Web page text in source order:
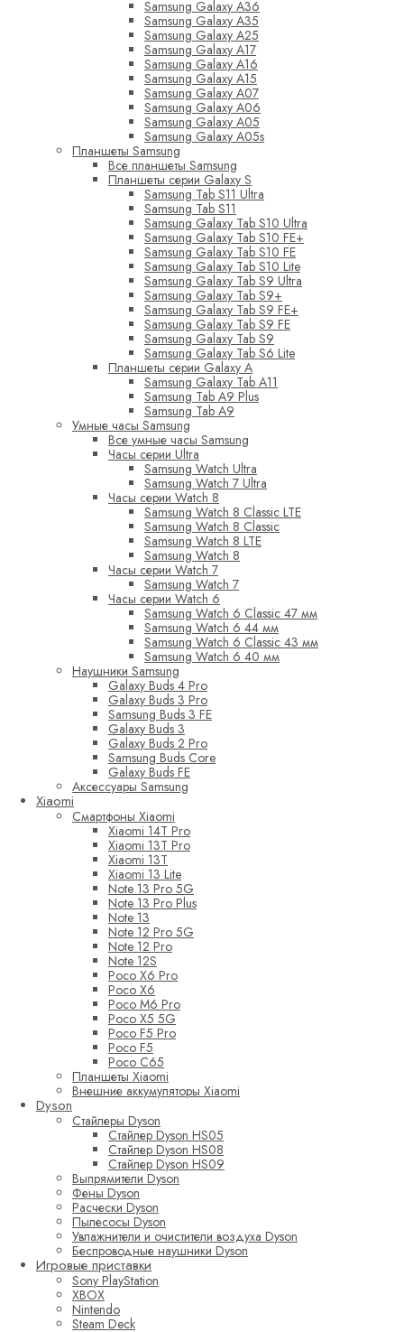
Samsung Galaxy A36
Samsung Galaxy A35
Samsung Galaxy A25
Samsung Galaxy A17
Samsung Galaxy A16
Samsung Galaxy A15
Samsung Galaxy A07
Samsung Galaxy A06
Samsung Galaxy A05
Samsung Galaxy A05s
Планшеты Samsung
Все планшеты Samsung
Планшеты серии Galaxy S
Samsung Tab S11 Ultra
Samsung Tab S11
Samsung Galaxy Tab S10 Ultra
Samsung Galaxy Tab S10 FE+
Samsung Galaxy Tab S10 FE
Samsung Galaxy Tab S10 Lite
Samsung Galaxy Tab S9 Ultra
Samsung Galaxy Tab S9+
Samsung Galaxy Tab S9 FE+
Samsung Galaxy Tab S9 FE
Samsung Galaxy Tab S9
Samsung Galaxy Tab S6 Lite
Планшеты серии Galaxy A
Samsung Galaxy Tab A11
Samsung Tab A9 Plus
Samsung Tab A9
Умные часы Samsung
Все умные часы Samsung
Часы серии Ultra
Samsung Watch Ultra
Samsung Watch 7 Ultra
Часы серии Watch 8
Samsung Watch 8 Classic LTE
Samsung Watch 8 Classic
Samsung Watch 8 LTE
Samsung Watch 8
Часы серии Watch 7
Samsung Watch 7
Часы серии Watch 6
Samsung Watch 6 Classic 47 мм
Samsung Watch 6 44 мм
Samsung Watch 6 Classic 43 мм
Samsung Watch 6 40 мм
Наушники Samsung
Galaxy Buds 4 Pro
Galaxy Buds 3 Pro
Samsung Buds 3 FE
Galaxy Buds 3
Galaxy Buds 2 Pro
Samsung Buds Core
Galaxy Buds FE
Аксессуары Samsung
Xiaomi
Смартфоны Xiaomi
Xiaomi 14T Pro
Xiaomi 13T Pro
Xiaomi 13T
Xiaomi 13 Lite
Note 13 Pro 5G
Note 13 Pro Plus
Note 13
Note 12 Pro 5G
Note 12 Pro
Note 12S
Poco X6 Pro
Poco X6
Poco M6 Pro
Poco X5 5G
Poco F5 Pro
Poco F5
Poco C65
Планшеты Xiaomi
Внешние аккумуляторы Xiaomi
Dyson
Стайлеры Dyson
Стайлер Dyson HS05
Стайлер Dyson HS08
Стайлер Dyson HS09
Выпрямители Dyson
Фены Dyson
Расчески Dyson
Пылесосы Dyson
Увлажнители и очистители воздуха Dyson
Беспроводные наушники Dyson
Игровые приставки
Sony PlayStation
XBOX
Nintendo
Steam Deck